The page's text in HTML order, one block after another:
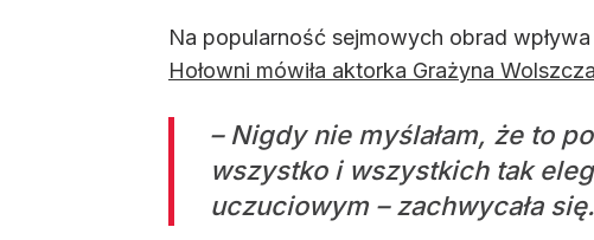
Na popularność sejmowych obrad
Hołowni mówiła aktorka Grażyna
– Nigdy nie myślałam, że to
wszystko i wszystkich tak
uczuciowym – zachwycała się.